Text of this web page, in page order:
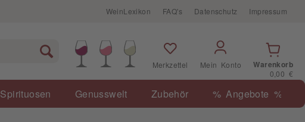
WeinLexikon FAQ's Datenschutz Impressum
Merkzettel Mein Konto
Warenkorb
0,00 €
Spirituosen Genusswelt Zubehör % Angebote %